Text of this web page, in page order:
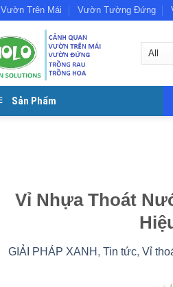
Vườn Trên Mái Vườn Tường Đứng
Sản Phẩm
Vỉ Nhựa Thoát
GIẢI PHÁP XANH ,Tin tức,Vỉ